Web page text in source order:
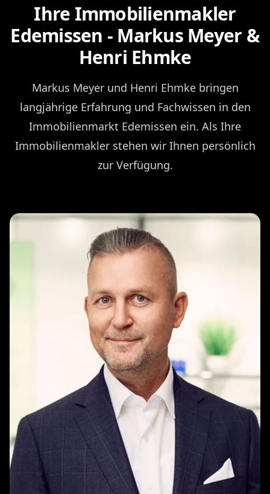
Ihre Immobilienmakler
Edemissen - Markus Meyer &
Henri Ehmke
Markus Meyer und Henri Ehmke bringen
langjährige Erfahrung und Fachwissen in den
Immobilienmarkt Edemissen ein. Als Ihre
Immobilienmakler stehen wir Ihnen persönlich
zur Verfügung.